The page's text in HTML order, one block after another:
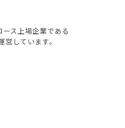
ストーリー #JR横須賀線
ース上場企業である
しています。